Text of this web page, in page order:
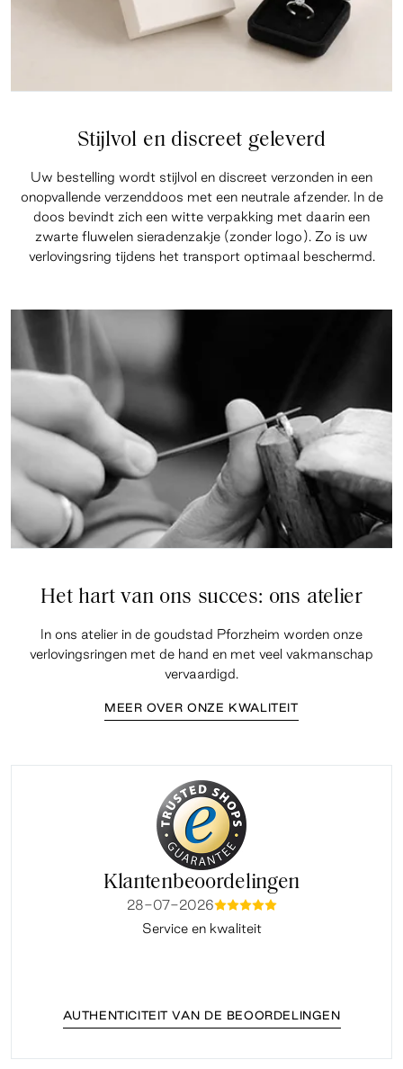
Stijlvol en discreet geleverd
Uw bestelling wordt stijlvol en discreet verzonden in een
onopvallende verzenddoos met een neutrale afzender. In de
doos bevindt zich een witte verpakking met daarin een
zwarte fluwelen sieradenzakje (zonder logo). Zo is uw
verlovingsring tijdens het transport optimaal beschermd.
Het hart van ons succes: ons atelier
In ons atelier in de goudstad Pforzheim worden onze
verlovingsringen met de hand en met veel vakmanschap
vervaardigd.
MEER OVER ONZE KWALITEIT
Klantenbeoordelingen
28-07-2026mmmmm
Service en kwaliteit
AUTHENTICITEIT VAN DE BEOORDELINGEN